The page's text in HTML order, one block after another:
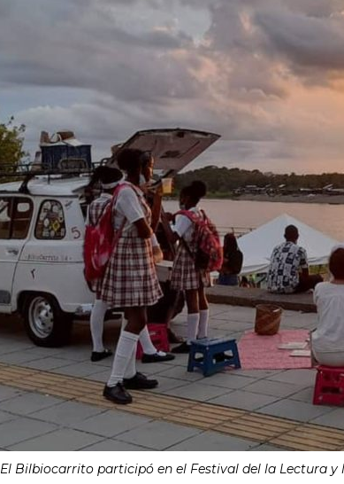
El Bilbiocarrito participó en el Festival del la Lectura